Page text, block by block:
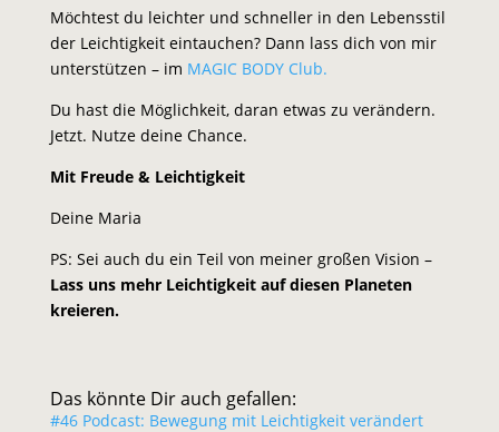
Möchtest du leichter und schneller in den Lebensstil
der Leichtigkeit eintauchen? Dann lass dich von mir
unterstützen – im MAGIC BODY Club.
Du hast die Möglichkeit, daran etwas zu verändern.
Jetzt. Nutze deine Chance.
Mit Freude & Leichtigkeit
Deine Maria
PS: Sei auch du ein Teil von meiner großen Vision –
Lass uns mehr Leichtigkeit auf diesen Planeten
kreieren.
Das könnte Dir auch gefallen:
#46 Podcast: Bewegung mit Leichtigkeit verändert